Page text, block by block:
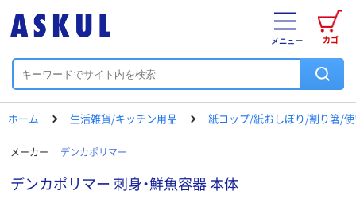
カゴ
メニュー
ホーム 生活雑貨/キッチン用品 紙コップ/紙おしぼり/割り箸/
メーカー デンカポリマー
デンカポリマー 刺身・鮮魚容器 本体